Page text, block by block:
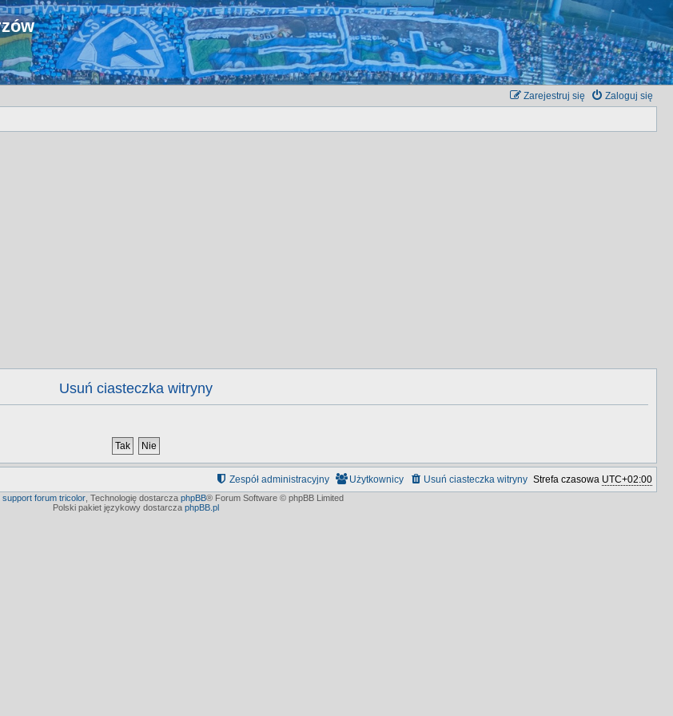
Zaloguj się
Zarejestruj się
Usuń ciasteczka witryny
Strefa czasowa UTC+02:00
Usuń ciasteczka witryny
Użytkownicy
Zespół administracyjny
support forum tricolor Technologię dostarcza phpBB® Forum Software © phpBB Limited
Polski pakiet językowy dostarcza phpBB.pl